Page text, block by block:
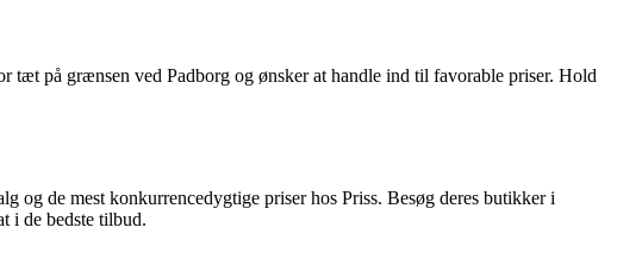
på grænsen ved Padborg og ønsker at handle ind til favorable priser. Hold
og de mest konkurrencedygtige priser hos Priss. Besøg deres butikker i
i de bedste tilbud.